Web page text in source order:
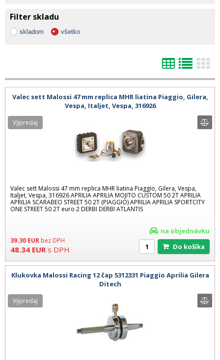
Filter skladu
skladom všetko
Valec sett Malossi 47 mm replica MHR liatina Piaggio, Gilera,
Vespa, Italjet, Vespa, 316926
Valec sett Malossi 47 mm replica MHR liatina Piaggio, Gilera, Vespa,
Italjet, Vespa, 316926 APRILIA APRILIA MOJITO CUSTOM 50 2T APRILIA
APRILIA SCARABEO STREET 50 2T (PIAGGIO) APRILIA APRILIA SPORTCITY
ONE STREET 50 2T euro 2 DERBI DERBI ATLANTIS
39.30 EUR bez DPH
48.34 EUR s DPH
Výpredaj
na objednávku
Do košíka
Klukovka Malossi Racing 12 čap 5312331 Piaggio Aprilia Gilera
Ditech
Výpredaj